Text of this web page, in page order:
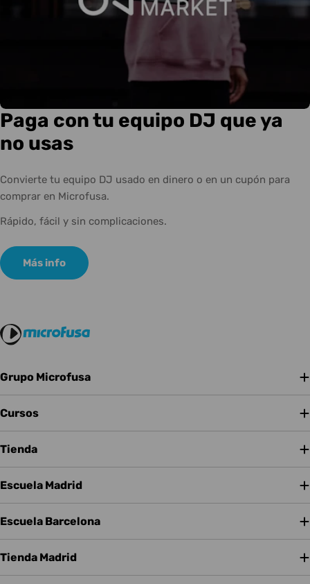
Paga con tu equipo DJ que ya
no usas
Convierte tu equipo DJ usado en dinero o en un cupón para
comprar en Microfusa.
Rápido, fácil y sin complicaciones.
Más info
Grupo Microfusa
Cursos
Tienda
Escuela Madrid
Escuela Barcelona
Tienda Madrid